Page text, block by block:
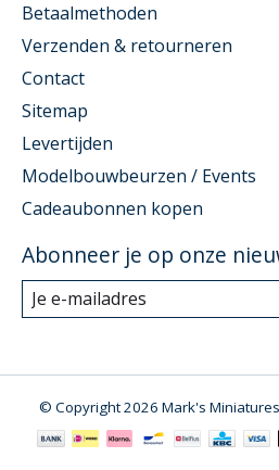
Betaalmethoden
Verzenden & retourneren
Contact
Sitemap
Levertijden
Modelbouwbeurzen / Events
Cadeaubonnen kopen
Abonneer je op onze
© Copyright 2026 Mark's